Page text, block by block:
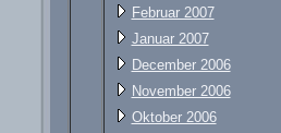
Februar 2007
Januar 2007
December 2006
November 2006
Oktober 2006